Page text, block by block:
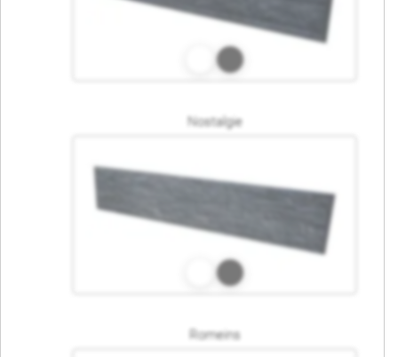
Nostalgie
Romeins